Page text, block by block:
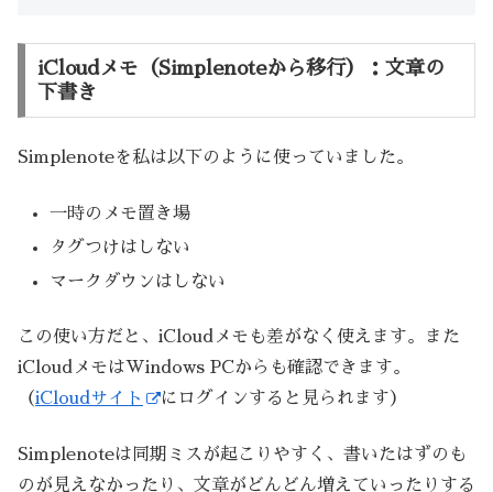
iCloudメモ（Simplenoteから移行）：文章の
下書き
Simplenoteを私は以下のように使っていました。
一時のメモ置き場
タグつけはしない
マークダウンはしない
この使い方だと、iCloudメモも差がなく使えます。また
iCloudメモはWindows PCからも確認できます。
（iCloudサイト にログインすると見られます）
Simplenoteは同期ミスが起こりやすく、書いたはずのも
のが見えなかったり、文章がどんどん増えていったりする